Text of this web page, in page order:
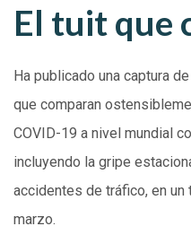
El tuit que
Ha publicado una captura
que comparan
COVID-19 a nivel mundial
incluyendo la gripe
accidentes de tráfico, en
marzo.